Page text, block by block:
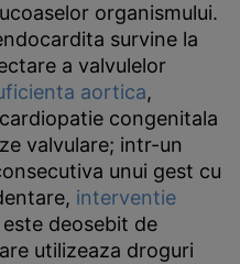
organismului.
survine la
a valvulelor
aortica,
congenitala
valvulare; intr-un
unui gest cu
interventie
deosebit de
utilizeaza droguri